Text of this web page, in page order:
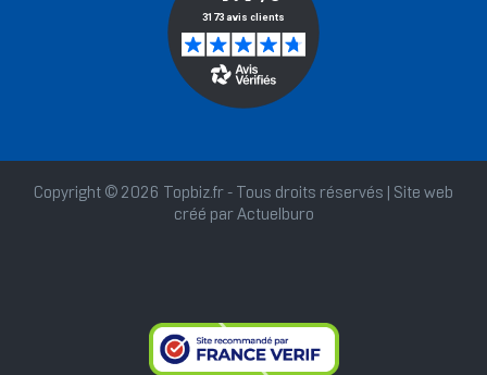
Copyright © 2026 Topbiz.fr - Tous droits réservés | Site web
créé par Actuelburo